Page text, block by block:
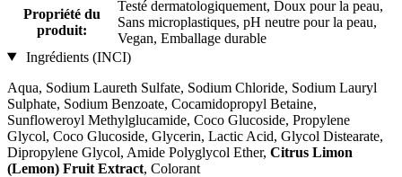
Propriété du
produit:
Testé dermatologiquement, Doux pour la peau,
Sans microplastiques, pH neutre pour la peau,
Vegan, Emballage durable
Ingrédients (INCI)
Aqua, Sodium Laureth Sulfate, Sodium Chloride, Sodium Lauryl
Sulphate, Sodium Benzoate, Cocamidopropyl Betaine,
Sunfloweroyl Methylglucamide, Coco Glucoside, Propylene
Glycol, Coco Glucoside, Glycerin, Lactic Acid, Glycol Distearate,
Dipropylene Glycol, Amide Polyglycol Ether, Citrus Limon
(Lemon) Fruit Extract, Colorant